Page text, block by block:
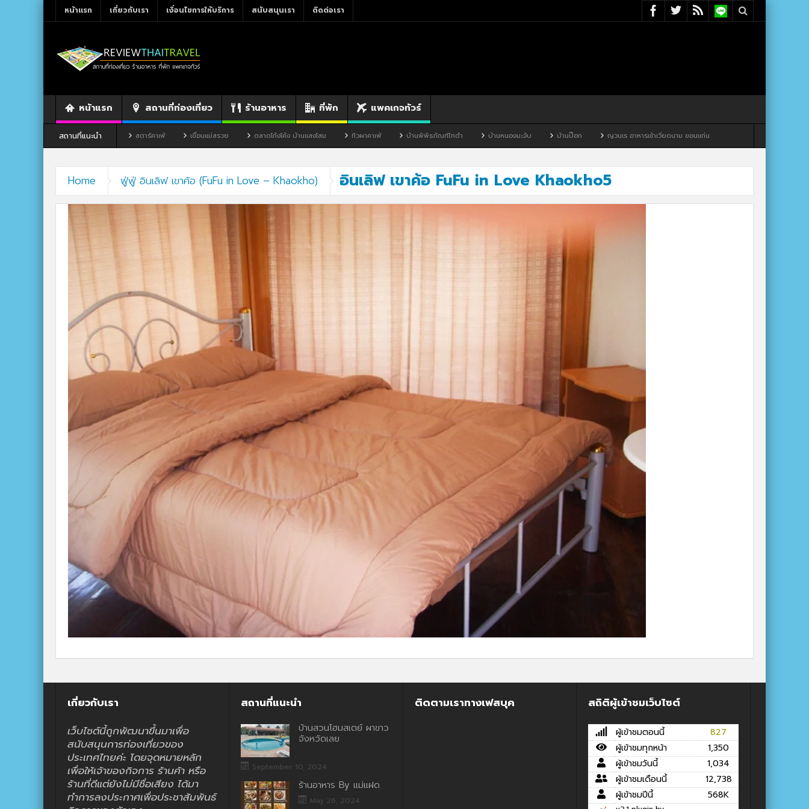
หน้าแรก เกี่ยวกับเรา เงื่อนไขการให้บริการ สนับสนุนเรา ติดต่อเรา
หน้าแรก สถานที่ท่องเที่ยว ร้านอาหาร ที่พัก แพคเกจทัวร์
สถานที่แนะนำ
ร้านอาหาร By แม่แฝด สตาร์คาเฟ่ เขื่อนแม่สรวย ตลาดโก้งโค้ง บ้านแสงโสม ทิวผาคาเฟ่ บ้านพิพิธภัณฑ์ไทดำ บ้านหนองมะจับ บ้านป๊อก ญวนเร อาหารเช้าเวียดนาม ขอนแก่น
Home ฟู่ฟู่ อินเลิฟ เขาค้อ (FuFu in Love – Khaokho) อินเลิฟ เขาค้อ FuFu in Love Khaokho5
เกี่ยวกับเรา
เว็บไซต์นี้ถูกพัฒนาขึ้นมาเพื่อ
สนับสนุนการท่องเที่ยวของ
ประเทศไทยค่ะ โดยจุดหมายหลัก
เพื่อให้เจ้าของกิจการ ร้านค้า หรือ
ร้านที่ดีแต่ยังไม่มีชื่อเสียง ได้มา
ทำการลงประกาศเพื่อประชาสัมพันธ์
สถานที่แนะนำ
บ้านสวนโฮมสเตย์ ผาขาว
จังหวัดเลย
September 10, 2024
ร้านอาหาร By แม่แฝด
May 26, 2024
ติดตามเราทางเฟสบุค สถิติผู้เข้าชมเว็บไซต์
ผู้เข้าชมตอนนี้
827
ผู้เข้าชมทุกหน้า
1,350
ผู้เข้าชมวันนี้
1,034
ผู้เข้าชมเดือนนี้
12,738
ผู้เข้าชมปีนี้
568K